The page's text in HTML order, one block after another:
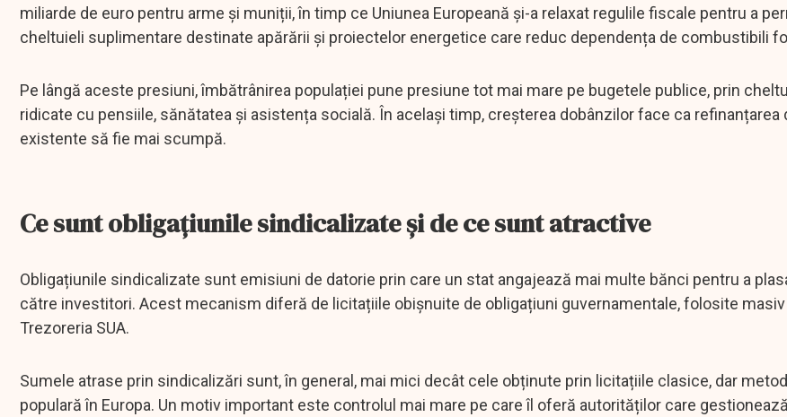
miliarde de euro pentru arme și muniții, în timp ce Uniunea Europeană și-a relaxat regulile fiscale pentru a
cheltuieli suplimentare destinate apărării și proiectelor energetice care reduc dependența de combustibili
Pe lângă aceste presiuni, îmbătrânirea populației pune presiune tot mai mare pe bugetele publice, prin
ridicate cu pensiile, sănătatea și asistența socială. În același timp, creșterea dobânzilor face ca refinanțarea
existente să fie mai scumpă.
Ce sunt obligațiunile sindicalizate și de ce sunt atractive
Obligațiunile sindicalizate sunt emisiuni de datorie prin care un stat angajează mai multe bănci pentru a
către investitori. Acest mecanism diferă de licitațiile obișnuite de obligațiuni guvernamentale, folosite masiv
Trezoreria SUA.
Sumele atrase prin sindicalizări sunt, în general, mai mici decât cele obținute prin licitațiile clasice, dar
populară în Europa. Un motiv important este controlul mai mare pe care îl oferă autorităților care